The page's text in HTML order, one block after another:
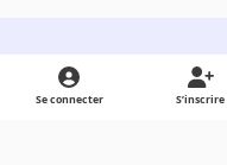
Light ModeDark ModeSystem Preference
Se connecter S’inscrire